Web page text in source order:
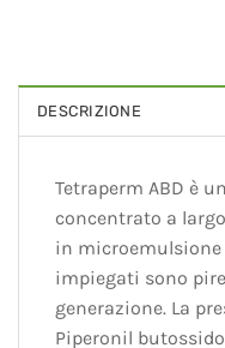
DESCRIZIONE
Tetraperm ABD è
concentrato a
in
impiegati sono
generazione. La
Piperonil